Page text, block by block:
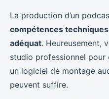
La production d’un
compétences techniques
adéquat. Heureusement,
studio professionnel pour
un logiciel de montage
peuvent suffire.